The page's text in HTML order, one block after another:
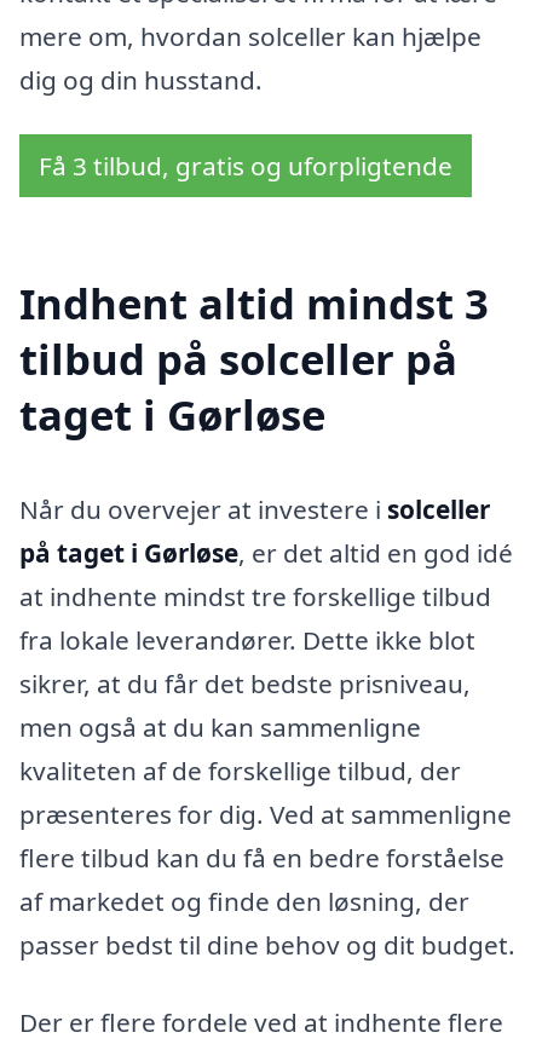
mere om, hvordan solceller kan hjælpe
dig og din husstand.
Få 3 tilbud, gratis og uforpligtende
Indhent altid mindst 3
tilbud på solceller på
taget i Gørløse
Når du overvejer at investere i solceller
på taget i Gørløse, er det altid en god idé
at indhente mindst tre forskellige tilbud
fra lokale leverandører. Dette ikke blot
sikrer, at du får det bedste prisniveau,
men også at du kan sammenligne
kvaliteten af de forskellige tilbud, der
præsenteres for dig. Ved at sammenligne
flere tilbud kan du få en bedre forståelse
af markedet og finde den løsning, der
passer bedst til dine behov og dit budget.
Der er flere fordele ved at indhente flere